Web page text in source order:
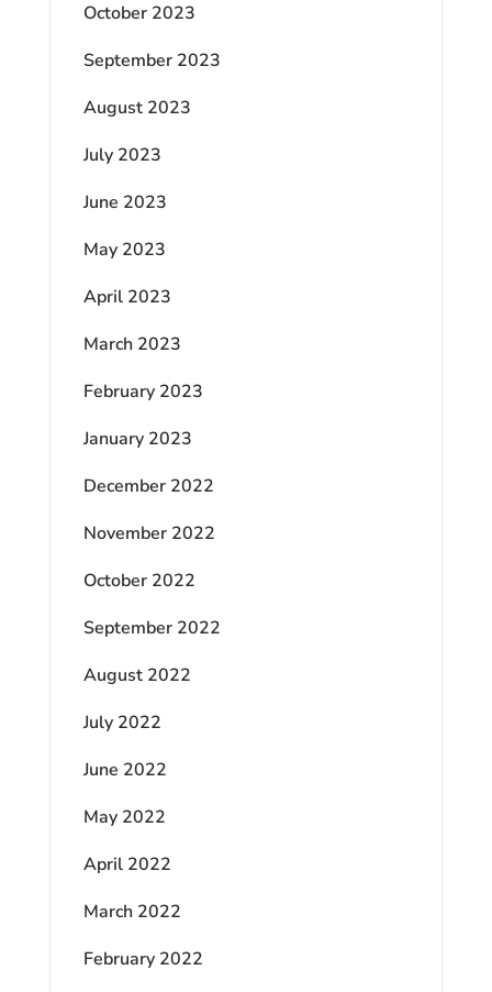
October 2023
September 2023
August 2023
July 2023
June 2023
May 2023
April 2023
March 2023
February 2023
January 2023
December 2022
November 2022
October 2022
September 2022
August 2022
July 2022
June 2022
May 2022
April 2022
March 2022
February 2022